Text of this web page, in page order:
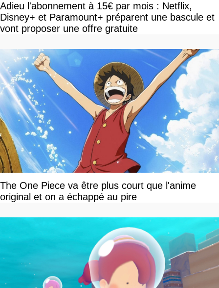
Adieu l'abonnement à 15€ par mois : Netflix,
Disney+ et Paramount+ préparent une bascule et
vont proposer une offre gratuite
The One Piece va être plus court que l'anime
original et on a échappé au pire